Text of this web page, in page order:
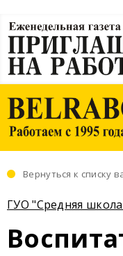
Вернуться к списку
ГУО "Средняя